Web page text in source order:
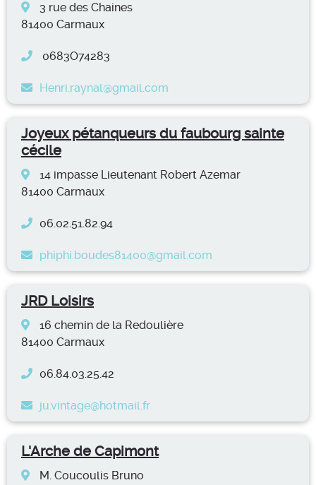
3 rue des Chaines
81400 Carmaux
0683O74283
Henri.raynal@gmail.com
Joyeux pétanqueurs du faubourg sainte
cécile
14 impasse Lieutenant Robert Azemar
81400 Carmaux
06.02.51.82.94
phiphi.boudes81400@gmail.com
JRD Loisirs
16 chemin de la Redoulière
81400 Carmaux
06.84.03.25.42
ju.vintage@hotmail.fr
L'Arche de Capimont
M. Coucoulis Bruno